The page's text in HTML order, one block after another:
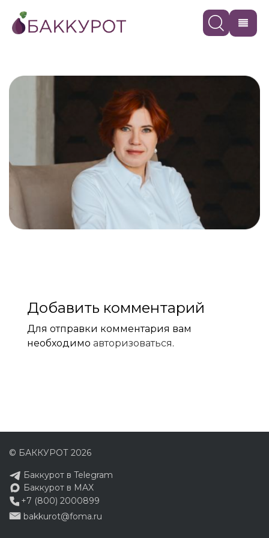
Добавить комментарий
Для отправки комментария вам
необходимо авторизоваться.
© БАККУРОТ 2026
Баккурот в Telegram
Баккурот в MAX
+7 (800) 2000899
bakkurot@foma.ru